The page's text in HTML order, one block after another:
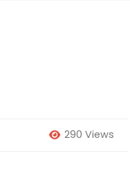
290 Views